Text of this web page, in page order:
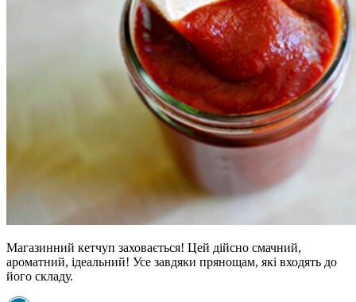
Магазинний кетчуп заховається! Цей дійсно смачний,
ароматний, ідеальний! Усе завдяки прянощам, які входять до
його складу.